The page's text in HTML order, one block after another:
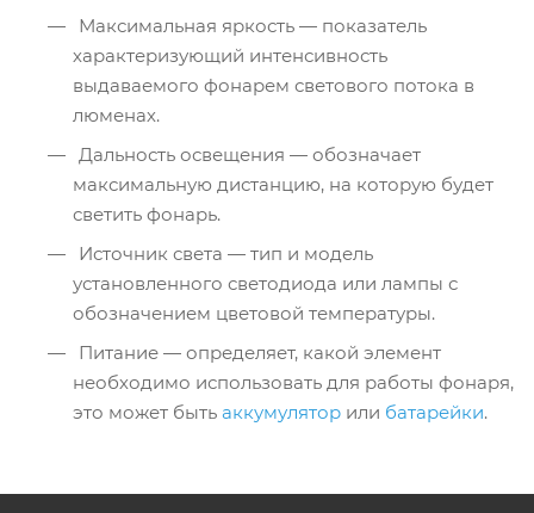
Максимальная яркость — показатель
характеризующий интенсивность
выдаваемого фонарем светового потока в
люменах.
Дальность освещения — обозначает
максимальную дистанцию, на которую будет
светить фонарь.
Источник света — тип и модель
установленного светодиода или лампы с
обозначением цветовой температуры.
Питание — определяет, какой элемент
необходимо использовать для работы фонаря,
это может быть аккумулятор или батарейки.